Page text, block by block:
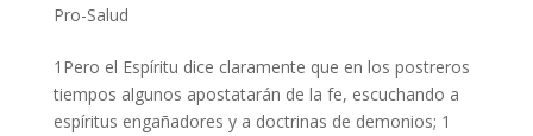
Pro-Salud
1Pero el Espíritu dice claramente que en los postreros
tiempos algunos apostatarán de la fe, escuchando a
espíritus engañadores y a doctrinas de demonios; 1